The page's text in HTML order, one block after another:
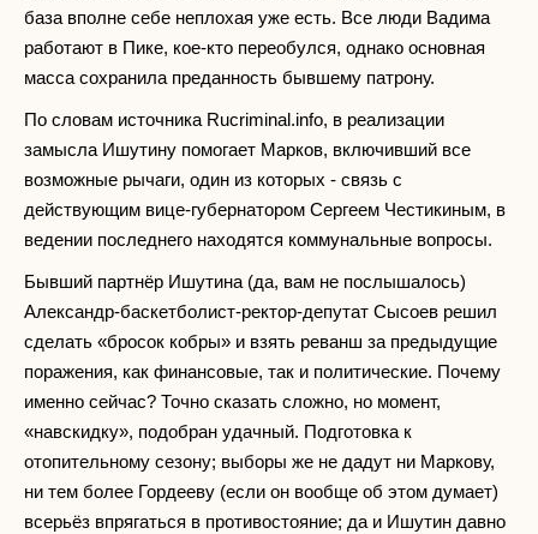
база вполне себе неплохая уже есть. Все люди Вадима
работают в Пике, кое-кто переобулся, однако основная
масса сохранила преданность бывшему патрону.
По словам источника Rucriminal.info, в реализации
замысла Ишутину помогает Марков, включивший все
возможные рычаги, один из которых - связь с
действующим вице-губернатором Сергеем Честикиным, в
ведении последнего находятся коммунальные вопросы.
Бывший партнёр Ишутина (да, вам не послышалось)
Александр-баскетболист-ректор-депутат Сысоев решил
сделать «бросок кобры» и взять реванш за предыдущие
поражения, как финансовые, так и политические. Почему
именно сейчас? Точно сказать сложно, но момент,
«навскидку», подобран удачный. Подготовка к
отопительному сезону; выборы же не дадут ни Маркову,
ни тем более Гордееву (если он вообще об этом думает)
всерьёз впрягаться в противостояние; да и Ишутин давно